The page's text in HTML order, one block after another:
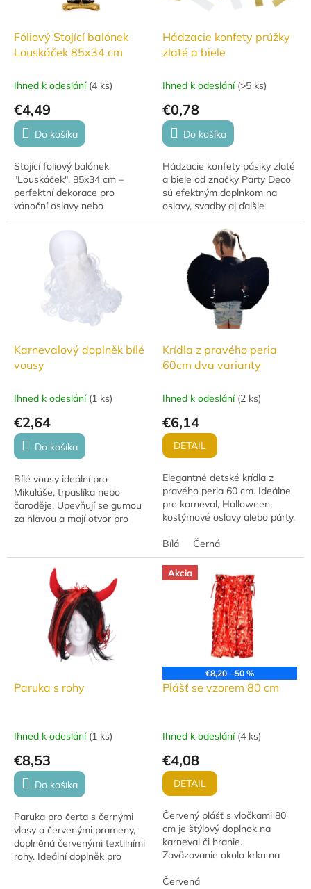
Fóliový Stojící balónek
Louskáček 85x34 cm
Ihned k odeslání (4 ks)
€4,49
Do košíka
Stojící foliový balónek
"Louskáček", 85x34 cm –
perfektní dekorace pro
vánoční oslavy nebo
tematické akce. Stylový
design louskáčka dodá
vašemu interiéru kouzlo
sváteční...
Hádzacie konfety prúžky
zlaté a biele
Ihned k odeslání (>5 ks)
€0,78
Do košíka
Hádzacie konfety pásiky zlaté
a biele od značky Party Deco
sú efektným doplnkom na
oslavy, svadby aj ďalšie
slávnostné príležitosti.
Papierové konfety v
elegantnej kombinácii...
Karnevalový doplněk bílé
vousy
Ihned k odeslání (1 ks)
€2,64
Do košíka
Bílé vousy ideální pro
Mikuláše, trpaslíka nebo
čaroděje. Upevňují se gumou
za hlavou a mají otvor pro
Krídla z pravého peria
60cm dva varianty
Ihned k odeslání (2 ks)
€6,14
DETAIL
Elegantné detské krídla z
pravého peria 60 cm. Ideálne
pre karneval, Halloween,
kostýmové oslavy alebo párty.
nosenie.
Bílá Černá
Paruka s rohy
Ihned k odeslání (1 ks)
€8,53
Do košíka
Paruka pro čerta s černými
vlasy a červenými prameny,
doplněná červenými textilními
rohy. Ideální doplněk pro
Akcia
€8,20 –50 %
Plášť se vzorem 80 cm
Ihned k odeslání (4 ks)
€4,08
DETAIL
Červený plášť s vločkami 80
cm je štýlový doplnok na
karneval či hranie.
Zaväzovanie okolo krku na
obliekanie.
Červená